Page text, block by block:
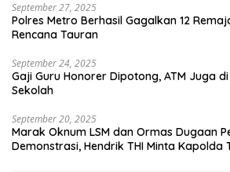
September 27, 2025
Polres Metro Berhasil Gagalkan 12
Rencana Tauran
September 24, 2025
Gaji Guru Honorer Dipotong, ATM Juga
Sekolah
September 20, 2025
Marak Oknum LSM dan Ormas Dugaan
Demonstrasi, Hendrik THI Minta Kapolda